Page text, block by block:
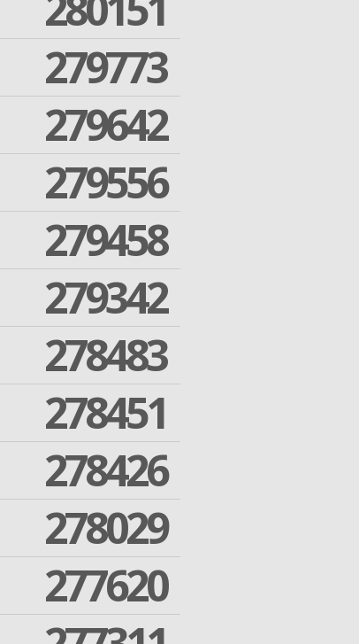
279773
279642
279556
279458
279342
278483
278451
278426
278029
277620